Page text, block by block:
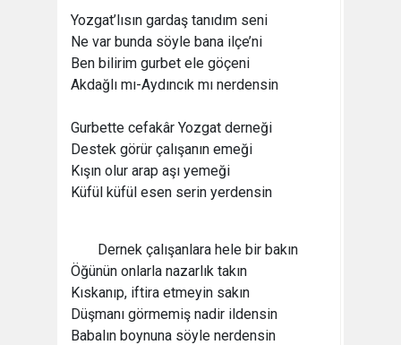
Yozgat’lısın gardaş tanıdım seni
Ne var bunda söyle bana ilçe’ni
Ben bilirim gurbet ele göçeni
Akdağlı mı-Aydıncık mı nerdensin
Gurbette cefakâr Yozgat derneği
Destek görür çalışanın emeği
Kışın olur arap aşı yemeği
Küfül küfül esen serin yerdensin
Dernek çalışanlara hele bir bakın
Öğünün onlarla nazarlık takın
Kıskanıp, iftira etmeyin sakın
Düşmanı görmemiş nadir ildensin
Babalın boynuna söyle nerdensin